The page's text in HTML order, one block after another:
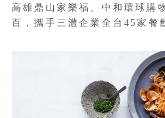
高雄鼎山家樂福、中和環球購
百，攜手三澧企業全台45家餐